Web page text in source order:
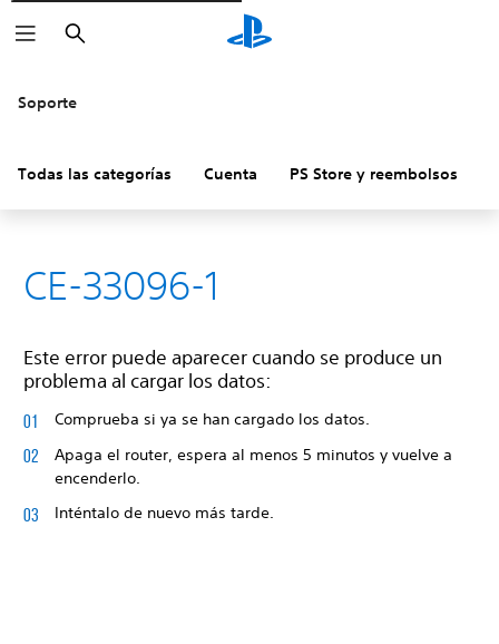
Buscar
Soporte
Todas las categorías Cuenta PS Store y reembolsos
CE-33096-1
Este error puede aparecer cuando se produce un
problema al cargar los datos:
Comprueba si ya se han cargado los datos.
Apaga el router, espera al menos 5 minutos y vuelve a
encenderlo.
Inténtalo de nuevo más tarde.